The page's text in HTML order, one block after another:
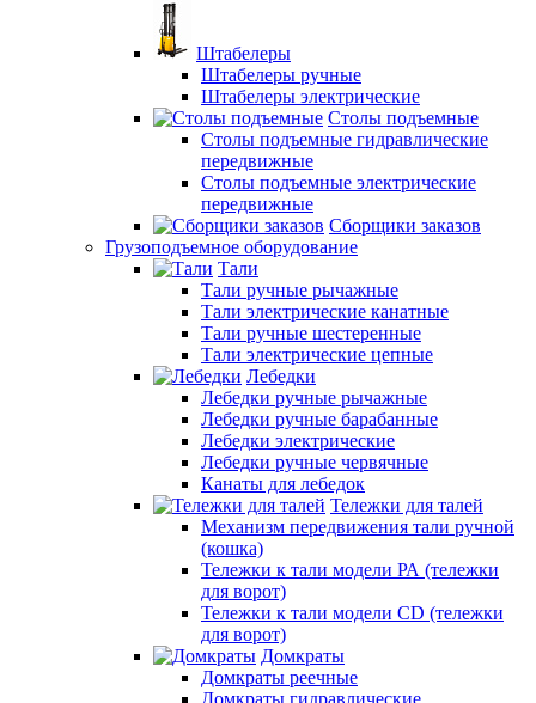
Штабелеры
Штабелеры ручные
Штабелеры электрические
Столы подъемные
Столы подъемные гидравлические
передвижные
Столы подъемные электрические
передвижные
Сборщики заказов
Грузоподъемное оборудование
Тали
Тали ручные рычажные
Тали электрические канатные
Тали ручные шестеренные
Тали электрические цепные
Лебедки
Лебедки ручные рычажные
Лебедки ручные барабанные
Лебедки электрические
Лебедки ручные червячные
Канаты для лебедок
Тележки для талей
Механизм передвижения тали ручной
(кошка)
Тележки к тали модели РА (тележки
для ворот)
Тележки к тали модели CD (тележки
для ворот)
Домкраты
Домкраты реечные
Домкраты гидравлические